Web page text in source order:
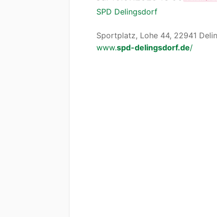
SPD Delingsdorf
Sportplatz, Lohe 44, 22941
www.spd-delingsdorf.de/